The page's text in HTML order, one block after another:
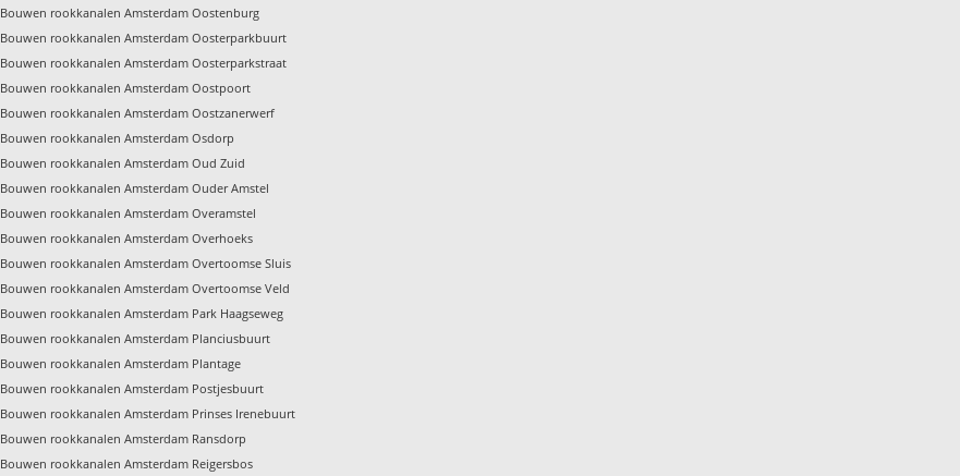
Bouwen rookkanalen Amsterdam Oostenburg
Bouwen rookkanalen Amsterdam Oosterparkbuurt
Bouwen rookkanalen Amsterdam Oosterparkstraat
Bouwen rookkanalen Amsterdam Oostpoort
Bouwen rookkanalen Amsterdam Oostzanerwerf
Bouwen rookkanalen Amsterdam Osdorp
Bouwen rookkanalen Amsterdam Oud Zuid
Bouwen rookkanalen Amsterdam Ouder Amstel
Bouwen rookkanalen Amsterdam Overamstel
Bouwen rookkanalen Amsterdam Overhoeks
Bouwen rookkanalen Amsterdam Overtoomse Sluis
Bouwen rookkanalen Amsterdam Overtoomse Veld
Bouwen rookkanalen Amsterdam Park Haagseweg
Bouwen rookkanalen Amsterdam Planciusbuurt
Bouwen rookkanalen Amsterdam Plantage
Bouwen rookkanalen Amsterdam Postjesbuurt
Bouwen rookkanalen Amsterdam Prinses Irenebuurt
Bouwen rookkanalen Amsterdam Ransdorp
Bouwen rookkanalen Amsterdam Reigersbos